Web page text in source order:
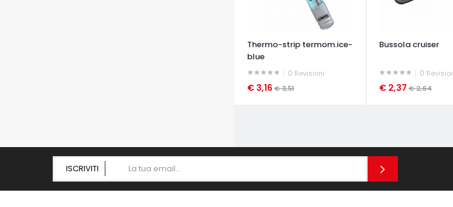
Thermo-strip termom.ice-
blue
0 Revisioni
€ 3,16 € 3,51
Bussola cruiser
0
€ 2,37€ 2,64
ISCRIVITI